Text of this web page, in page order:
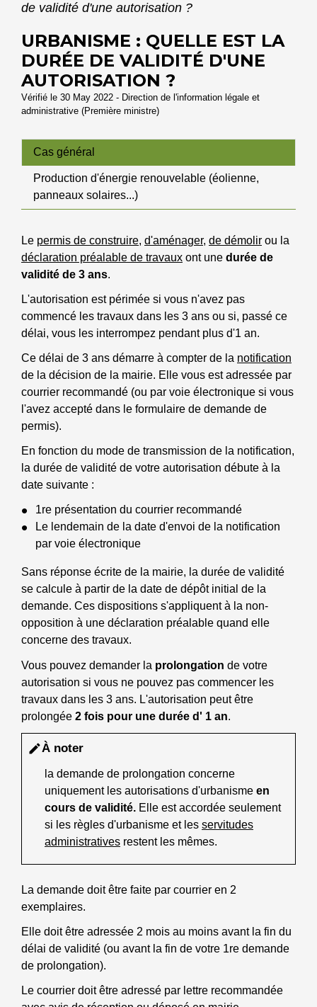
de validité d'une autorisation ?
URBANISME : QUELLE EST LA
DURÉE DE VALIDITÉ D'UNE
AUTORISATION ?
Vérifié le 30 May 2022 - Direction de l'information légale et
administrative (Première ministre)
Cas général
Production d'énergie renouvelable (éolienne,
panneaux solaires...)
Le permis de construire, d'aménager, de démolir ou la
déclaration préalable de travaux ont une durée de
validité de 3 ans.
L'autorisation est périmée si vous n'avez pas
commencé les travaux dans les 3 ans ou si, passé ce
délai, vous les interrompez pendant plus d'1 an.
Ce délai de 3 ans démarre à compter de la notification
de la décision de la mairie. Elle vous est adressée par
courrier recommandé (ou par voie électronique si vous
l'avez accepté dans le formulaire de demande de
permis).
En fonction du mode de transmission de la notification,
la durée de validité de votre autorisation débute à la
date suivante :
1re présentation du courrier recommandé
Le lendemain de la date d'envoi de la notification
par voie électronique
Sans réponse écrite de la mairie, la durée de validité
se calcule à partir de la date de dépôt initial de la
demande. Ces dispositions s'appliquent à la non-
opposition à une déclaration préalable quand elle
concerne des travaux.
Vous pouvez demander la prolongation de votre
autorisation si vous ne pouvez pas commencer les
travaux dans les 3 ans. L'autorisation peut être
prolongée 2 fois pour une durée d' 1 an.
editÀ noter
la demande de prolongation concerne
uniquement les autorisations d'urbanisme en
cours de validité. Elle est accordée seulement
si les règles d'urbanisme et les servitudes
administratives restent les mêmes.
La demande doit être faite par courrier en 2
exemplaires.
Elle doit être adressée 2 mois au moins avant la fin du
délai de validité (ou avant la fin de votre 1re demande
de prolongation).
Le courrier doit être adressé par lettre recommandée